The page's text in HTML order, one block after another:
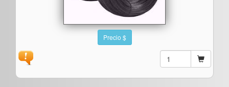
Precio $